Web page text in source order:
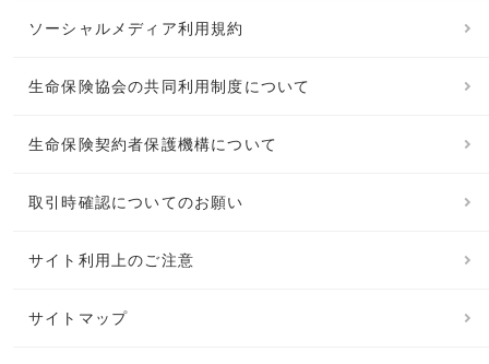
ソーシャルメディア利用規約
生命保険協会の共同利用制度について
生命保険契約者保護機構について
取引時確認についてのお願い
サイト利用上のご注意
サイトマップ